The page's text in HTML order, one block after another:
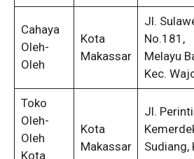
Cahaya
Oleh-
Oleh
Kota
Makassar
Jl.
No.181,
Melayu
Kec.
Toko
Oleh-
Oleh
Kota
Kota
Makassar
Jl.
Sudiang,